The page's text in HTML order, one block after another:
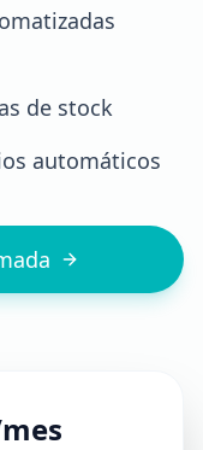
de stock
automáticos